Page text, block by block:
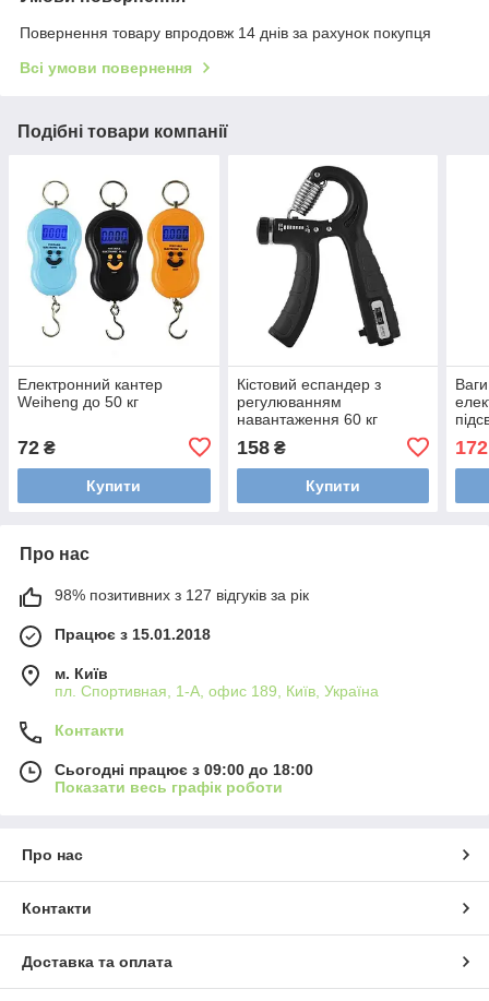
Повернення товару впродовж 14 днів за рахунок покупця
Всі умови повернення
Подібні товари компанії
Електронний кантер
Weiheng до 50 кг
72 ₴
Купити
Кістовий еспандер з
регулюванням
навантаження 60 кг
158₴
Купити
172
Про нас
98% позитивних з 127 відгуків за рік
Працює з 15.01.2018
м. Київ
пл. Спортивная, 1-А, офис 189, Київ, Україна
Контакти
Сьогодні працює з 09:00 до 18:00
Показати весь графік роботи
Про нас
Контакти
Доставка та оплата